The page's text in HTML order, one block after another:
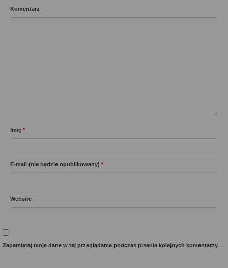
Komentarz
Imię *
E-mail (nie będzie opublikowany) *
Website
Zapamiętaj moje dane w tej przeglądarce podczas pisania kolejnych komentarzy.